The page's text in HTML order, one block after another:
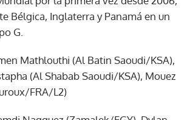
Bélgica, Inglaterra y Panamá en un
G.
Mathlouthi (Al Batin Saoudi/KSA),
(Al Shabab Saoudi/KSA), Mouez
FRA/L2)